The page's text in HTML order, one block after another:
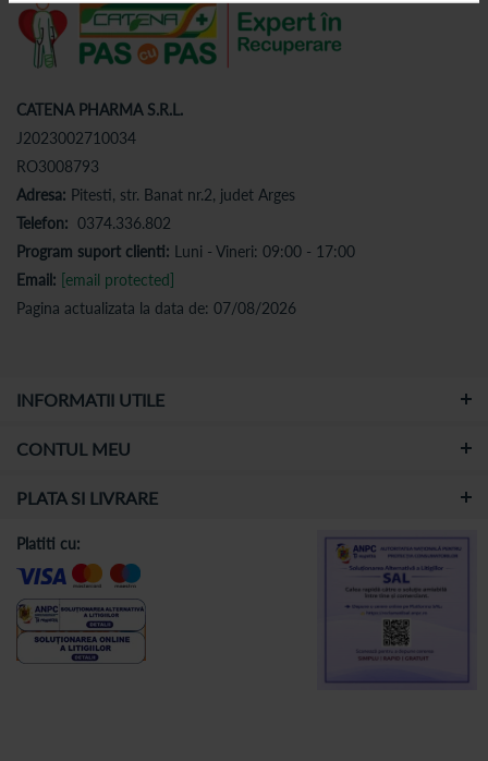
CATENA PHARMA S.R.L.
J2023002710034
RO3008793
Adresa: Pitesti, str. Banat nr.2, judet Arges
Telefon: 0374.336.802
Program suport clienti: Luni - Vineri: 09:00 - 17:00
Email: [email protected]
Pagina actualizata la data de: 07/08/2026
INFORMATII UTILE
CONTUL MEU
PLATA SI LIVRARE
Platiti cu: